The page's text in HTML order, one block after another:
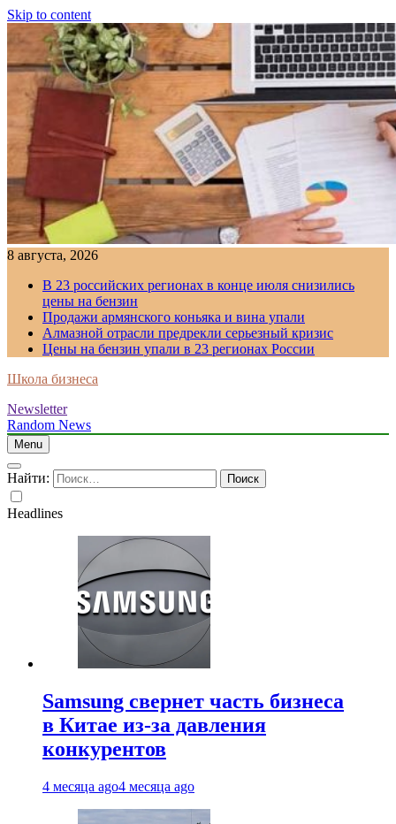
Skip to content
8 августа, 2026
В 23 российских регионах в конце июля снизились
цены на бензин
Продажи армянского коньяка и вина упали
Алмазной отрасли предрекли серьезный кризис
Цены на бензин упали в 23 регионах России
Школа бизнеса
Newsletter
Random News
Menu
Найти:
Headlines
Samsung свернет часть бизнеса
в Китае из-за давления
конкурентов
4 месяца ago4 месяца ago